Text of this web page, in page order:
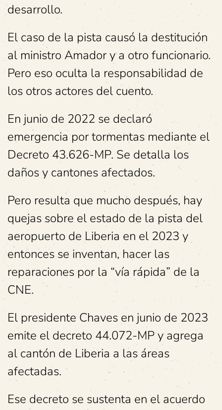
desarrollo.
El caso de la pista causó la destitución
al ministro Amador y a otro funcionario.
Pero eso oculta la responsabilidad de
los otros actores del cuento.
En junio de 2022 se declaró
emergencia por tormentas mediante el
Decreto 43.626-MP. Se detalla los
daños y cantones afectados.
Pero resulta que mucho después, hay
quejas sobre el estado de la pista del
aeropuerto de Liberia en el 2023 y
entonces se inventan, hacer las
reparaciones por la “vía rápida” de la
CNE.
El presidente Chaves en junio de 2023
emite el decreto 44.072-MP y agrega
al cantón de Liberia a las áreas
afectadas.
Ese decreto se sustenta en el acuerdo